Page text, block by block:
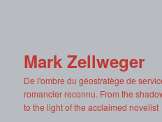
Mark Zellweger
De l'ombre du géostratège de
romancier reconnu. From the
to the light of the acclaimed novelist